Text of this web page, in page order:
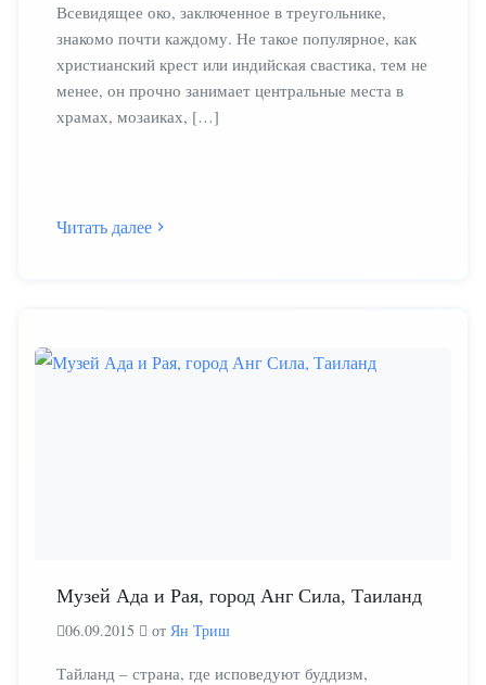
Всевидящее око, заключенное в треугольнике,
знакомо почти каждому. Не такое популярное, как
христианский крест или индийская свастика, тем не
менее, он прочно занимает центральные места в
храмах, мозаиках, […]
Читать далее
Музей Ада и Рая, город Анг Сила, Таиланд
06.09.2015 от Ян Триш
Тайланд – страна, где исповедуют буддизм,